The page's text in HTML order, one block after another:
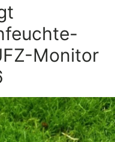
Monitor